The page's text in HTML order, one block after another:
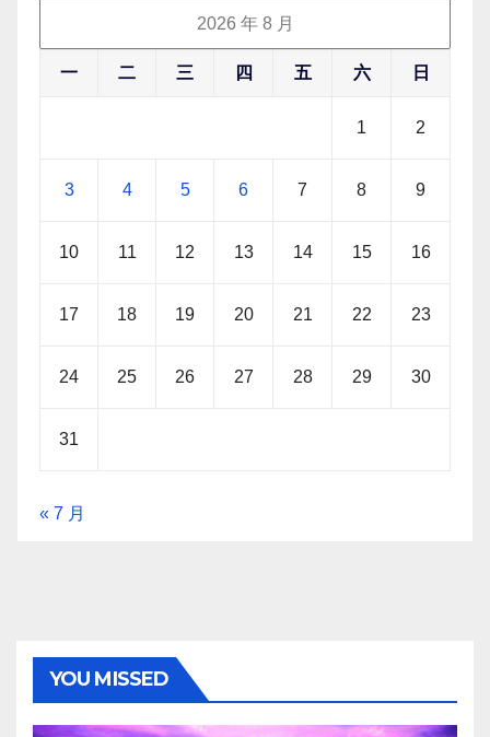
2026 年 8 月
一 二 三 四 五 六 日
1 2
3 4 5 6 7 8 9
10 11 12 13 14 15 16
17 18 19 20 21 22 23
24 25 26 27 28 29 30
31
« 7 月
YOU MISSED